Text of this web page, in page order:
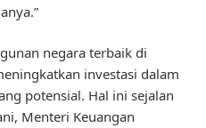
negara terbaik di
investasi dalam
potensial. Hal ini sejalan
Menteri Keuangan